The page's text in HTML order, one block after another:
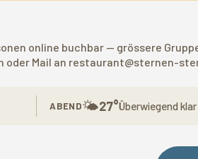
online buchbar — grössere
oder Mail an restaurant@sternen-
ABEND🌤27°Überwiegend klar